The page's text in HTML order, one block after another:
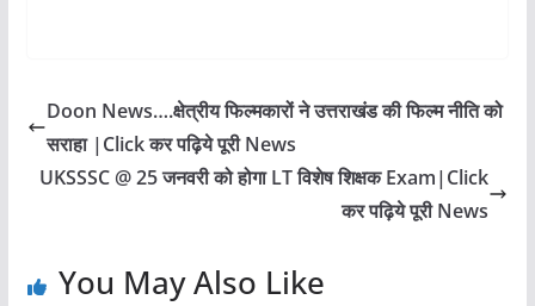
Doon News….क्षेत्रीय फिल्मकारों ने उत्तराखंड की फिल्म नीति को
सराहा |Click कर पढ़िये पूरी News
UKSSSC @ 25 जनवरी को होगा LT विशेष शिक्षक Exam|Click
कर पढ़िये पूरी News
You May Also Like